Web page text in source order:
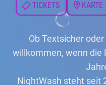
TICKETS KARTE
Ob Textsicher
willkommen, wenn die
NightWash steht seit